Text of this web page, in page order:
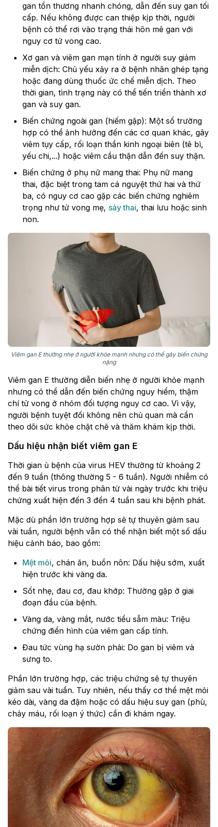
gan tổn thương nhanh chóng, dẫn đến suy gan tối
cấp. Nếu không được can thiệp kịp thời, người
bệnh có thể rơi vào trạng thái hôn mê gan với
nguy cơ tử vong cao.
Xơ gan và viêm gan mạn tính ở người suy giảm
miễn dịch: Chủ yếu xảy ra ở bệnh nhân ghép tạng
hoặc đang dùng thuốc ức chế miễn dịch. Theo
thời gian, tình trạng này có thể tiến triển thành xơ
gan và suy gan.
Biến chứng ngoài gan (hiếm gặp): Một số trường
hợp có thể ảnh hưởng đến các cơ quan khác, gây
viêm tụy cấp, rối loạn thần kinh ngoại biên (tê bì,
yếu chi,...) hoặc viêm cầu thận dẫn đến suy thận.
Biến chứng ở phụ nữ mang thai: Phụ nữ mang
thai, đặc biệt trong tam cá nguyệt thứ hai và thứ
ba, có nguy cơ cao gặp các biến chứng nghiêm
trọng như tử vong mẹ, sảy thai, thai lưu hoặc sinh
non.
Viêm gan E thường nhẹ ở người khỏe mạnh nhưng có thể gây biến chứng
nặng
Viêm gan E thường diễn biến nhẹ ở người khỏe mạnh
nhưng có thể dẫn đến biến chứng nguy hiểm, thậm
chí tử vong ở nhóm đối tượng nguy cơ cao. Vì vậy,
người bệnh tuyệt đối không nên chủ quan mà cần
theo dõi sức khỏe chặt chẽ và thăm khám kịp thời.
Dấu hiệu nhận biết viêm gan E
Thời gian ủ bệnh của virus HEV thường từ khoảng 2
đến 9 tuần (thông thường 5 - 6 tuần). Người nhiễm có
thể bài tiết virus trong phân từ vài ngày trước khi triệu
chứng xuất hiện đến 3 đến 4 tuần sau khi bệnh phát.
Mặc dù phần lớn trường hợp sẽ tự thuyên giảm sau
vài tuần, người bệnh vẫn có thể nhận biết một số dấu
hiệu cảnh báo, bao gồm:
Mệt mỏi, chán ăn, buồn nôn: Dấu hiệu sớm, xuất
hiện trước khi vàng da.
Sốt nhẹ, đau cơ, đau khớp: Thường gặp ở giai
đoạn đầu của bệnh.
Vàng da, vàng mắt, nước tiểu sẫm màu: Triệu
chứng điển hình của viêm gan cấp tính.
Đau tức vùng hạ sườn phải: Do gan bị viêm và
sưng to.
Phần lớn trường hợp, các triệu chứng sẽ tự thuyên
giảm sau vài tuần. Tuy nhiên, nếu thấy cơ thể mệt mỏi
kéo dài, vàng da đậm hoặc có dấu hiệu suy gan (phù,
chảy máu, rối loạn ý thức) cần đi khám ngay.